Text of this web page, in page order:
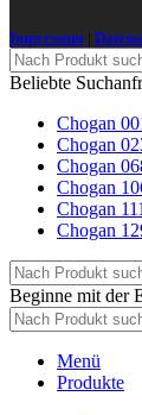
Impressum
Beliebte
Chogan
Chogan
Chogan
Chogan
Chogan 111
Chogan
Beginne mit der
Menü
Produkte